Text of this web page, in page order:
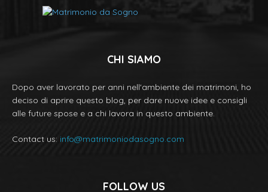
CHI SIAMO
Dopo aver lavorato per anni nell'ambiente dei matrimoni, ho
deciso di aprire questo blog, per dare nuove idee e consigli
alle future spose e a chi lavora in questo ambiente.
Contact us: info@matrimoniodasogno.com
FOLLOW US